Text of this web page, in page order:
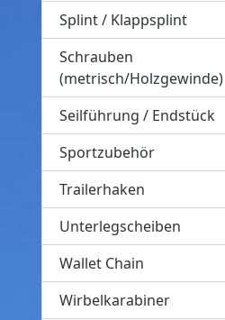
Splint / Klappsplint
Schrauben
(metrisch/Holzgewinde)
Seilführung / Endstück
Sportzubehör
Trailerhaken
Unterlegscheiben
Wallet Chain
Wirbelkarabiner